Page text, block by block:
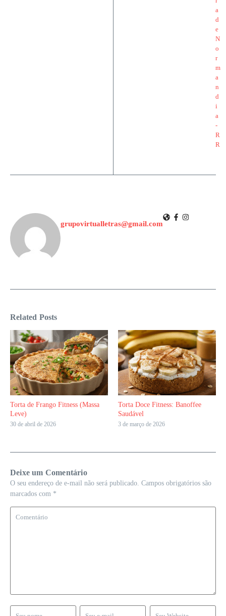
grupovirtualletras@gmail.com
Related Posts
Torta de Frango Fitness (Massa
Leve)
30 de abril de 2026
Torta Doce Fitness: Banoffee
Saudável
3 de março de 2026
Deixe um Comentário
O seu endereço de e-mail não será publicado. Campos obrigatórios são
marcados com *